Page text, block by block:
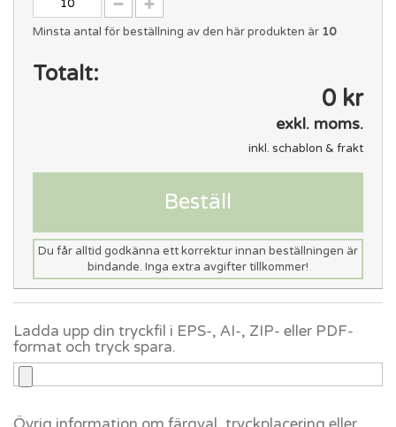
Minsta antal för beställning av den här produkten är 10
Totalt:
0 kr
exkl. moms.
inkl. schablon & frakt
Beställ
Du får alltid godkänna ett korrektur innan beställningen är
bindande. Inga extra avgifter tillkommer!
Ladda upp din tryckfil i EPS-, AI-, ZIP- eller PDF-
format och tryck spara.